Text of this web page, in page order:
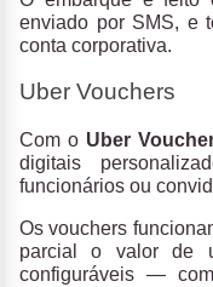
enviado por SMS, e
conta corporativa.
Uber Vouchers
Com o Uber
digitais
funcionários ou
Os vouchers
parcial o valor de
configuráveis —